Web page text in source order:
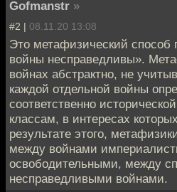
Gofmanstr »
#2 | 08.11.20 13:08
Это метафизический способ
войны несправедливы».
войнах абстрактно, не
каждой отдельной войны
соответственно
классам, в интересах
результате этого,
между войнами
освободительными, между
несправедливыми войнами.